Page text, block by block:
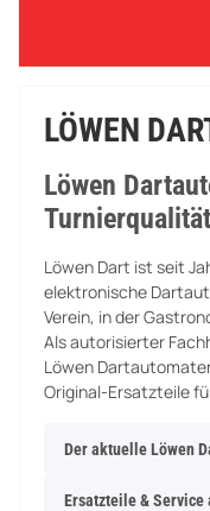
LÖWEN
Löwen
Löwen Dart ist seit
elektronische
Verein, in der
Als autorisierter
Löwen
Original-Ersatzteile
Der aktuelle Löwen
Ersatzteile & Service